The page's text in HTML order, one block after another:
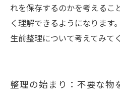
れを保存するのかを考えるこ
く理解できるようになります
生前整理について考えてみて
整理の始まり：不要な物